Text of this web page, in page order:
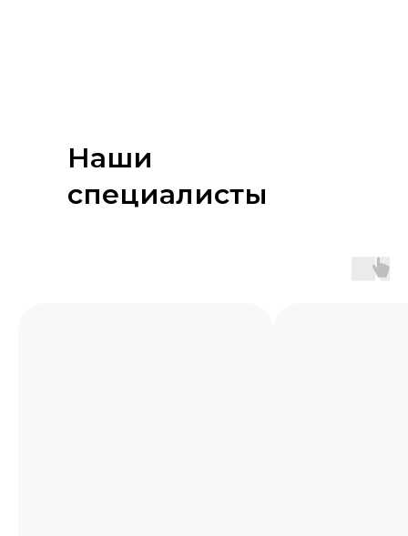
Наши
специалисты